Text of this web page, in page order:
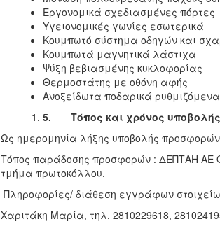
Εργονομικά σχεδιασμένες πόρτες
Υγειονομικές γωνίες εσωτερικά
Κουμπωτό σύστημα οδηγών και
Κουμπωτά μαγνητικά λάστιχα
Ψύξη βεβιασμένης κυκλοφορίας
Θερμοστάτης με οθόνη αφής
Ανοξείδωτα ποδαρικά
5. Τόπος και χρόνος
Ως ημερομηνία λήξης υποβολής προσφορών
Τόπος παράδοσης προσφορών : ΔΕΠΤΑΗ ΑΕ
τμήμα πρωτοκόλλου.
Πληροφορίες/ διάθεση εγγράφων
Χαριτάκη Μαρία, τηλ. 2810229618,